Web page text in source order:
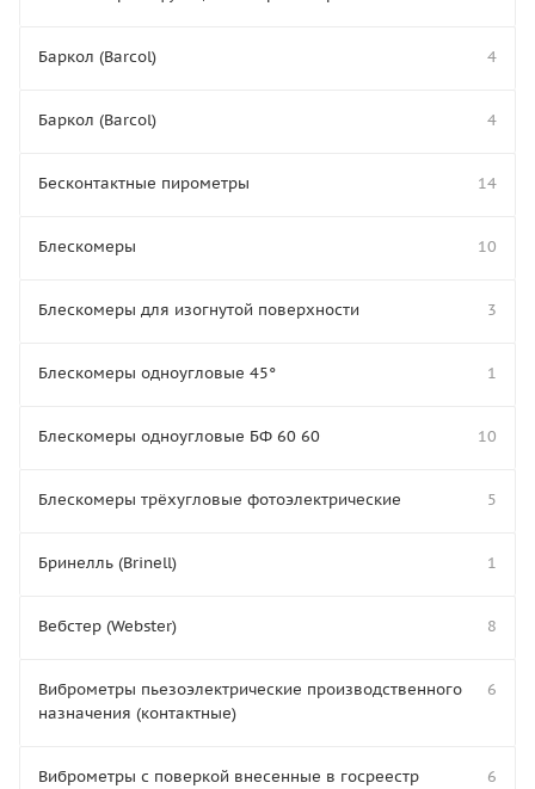
Баркол (Barcol) 4
Баркол (Barcol) 4
Бесконтактные пирометры 14
Блескомеры 10
Блескомеры для изогнутой поверхности 3
Блескомеры одноугловые 45° 1
Блескомеры одноугловые БФ 60 60 10
Блескомеры трёхугловые фотоэлектрические 5
Бринелль (Brinell) 1
Вебстер (Webster) 8
Виброметры пьезоэлектрические производственного
назначения (контактные)
6
Виброметры с поверкой внесенные в госреестр 6